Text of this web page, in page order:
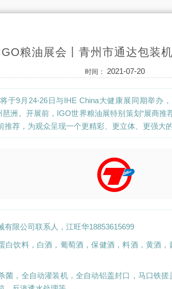
粮油展会丨青州市通达包装
时间： 2021-07-20
于9月24-26日与IHE China大健康展同期举办
洲。开展前，IGO世界粮油展特别策划“展商推
推荐，为观众呈现一个更精彩、更立体、更强大
有限公司联系人，江旺华18853615699
白饮料，白酒，葡萄酒，保健酒，料酒，黄酒
菌，全自动灌装机，全自动铝盖封口，马口铁